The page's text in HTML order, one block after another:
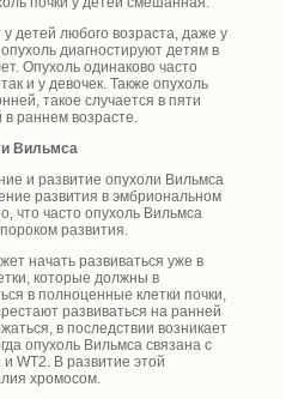
детей любого возраста, даже у
диагностируют детям в
Опухоль одинаково часто
и у девочек. Также опухоль
такое случается в пяти
раннем возрасте.
Вильмса
и развитие опухоли Вильмса
развития в эмбриональном
что часто опухоль Вильмса
развития.
начать развиваться уже в
которые должны в
в полноценные клетки почки,
развиваться на ранней
в последствии возникает
опухоль Вильмса связана с
WT2. В развитие этой
хромосом.